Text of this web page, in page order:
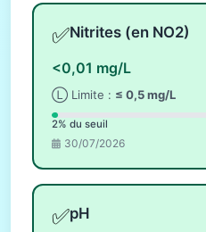
✅Nitrites (en NO2)
<0,01 mg/L
Ⓛ Limite : ≤ 0,5 mg/L
2% du seuil
30/07/2026
✅pH